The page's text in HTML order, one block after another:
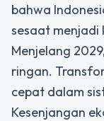
bahwa
sesaat menjadi
Menjelang
ringan.
cepat dalam
Kesenjangan